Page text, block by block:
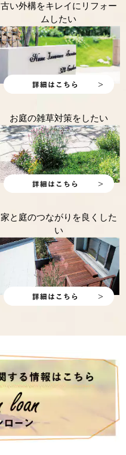
古い外構をキレイにリフォー
ムしたい
お庭の雑草対策をしたい
家と庭のつながりを良くした
い